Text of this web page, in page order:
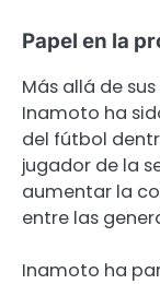
Papel en la
Más allá de
Inamoto ha
del fútbol
jugador de la
aumentar la
entre las
Inamoto ha